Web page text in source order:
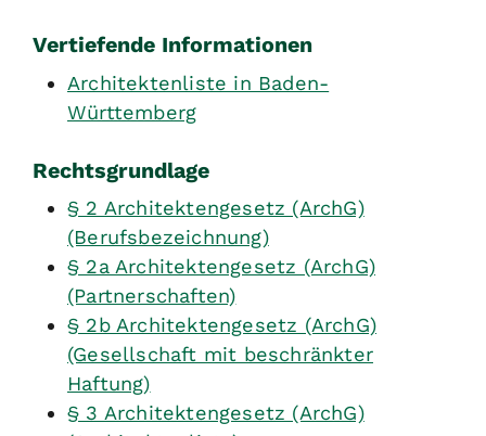
Vertiefende Informationen
Architektenliste in Baden-
Württemberg
Rechtsgrundlage
§ 2 Architektengesetz (ArchG)
(Berufsbezeichnung)
§ 2a Architektengesetz (ArchG)
(Partnerschaften)
§ 2b Architektengesetz (ArchG)
(Gesellschaft mit beschränkter
Haftung)
§ 3 Architektengesetz (ArchG)